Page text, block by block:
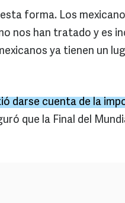
forma. Los
nos han tratado y es
ya tienen un
darse cuenta de la
que la Final del